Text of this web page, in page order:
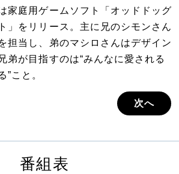
家庭用ゲームソフト「オッドドッグ
」をリリース。主に兄のシモンさん
担当し、弟のマシロさんはデザイン
弟が目指すのは“みんなに愛される
”こと。
次へ
番組表